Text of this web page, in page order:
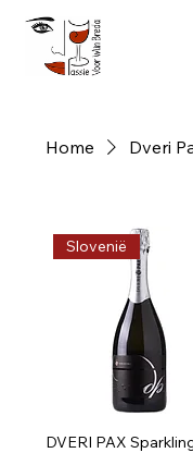
Home Dveri
Slovenië
DVERI PAX